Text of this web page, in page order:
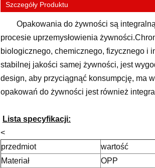
Szczegóły Produktu
Opakowania do żywności są
procesie uprzemysłowienia
biologicznego, chemicznego, fizycznego i
stabilnej jakości samej żywności, jest
design, aby przyciągnąć konsumpcję, ma
opakowań do żywności jest również
Lista specyfikacji:
<
przedmiot
wartość
Materiał
OPP